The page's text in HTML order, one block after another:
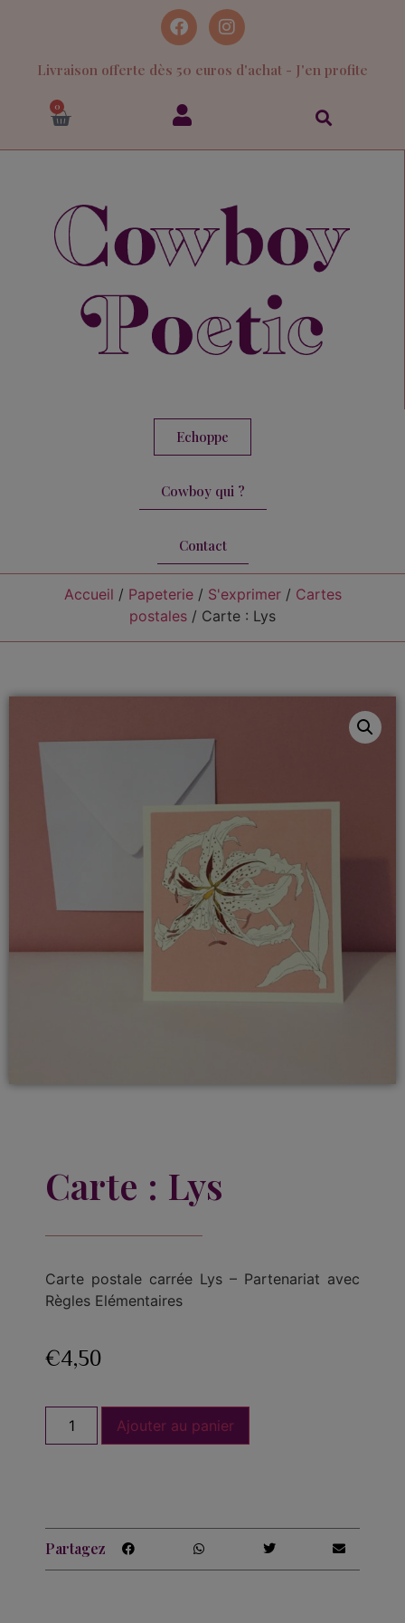
Livraison offerte dès 50 euros d'achat - J'en profite
0
Echoppe
Cowboy qui ?
Contact
Accueil / Papeterie/ S'exprimer/ Cartes
postales / Carte : Lys
Carte : Lys
Carte postale carrée Lys – Partenariat avec
Règles Elémentaires
€4,50
Ajouter au panier
Partagez